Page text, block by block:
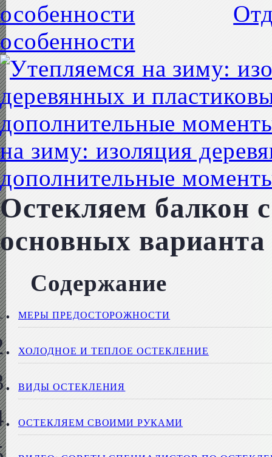
особенности
на зиму: изоляция
дополнительные
Остекляем балкон
основных варианта
Содержание
МЕРЫ ПРЕДОСТОРОЖНОСТИ
ХОЛОДНОЕ И ТЕПЛОЕ ОСТЕКЛЕНИЕ
ВИДЫ ОСТЕКЛЕНИЯ
ОСТЕКЛЯЕМ СВОИМИ РУКАМИ